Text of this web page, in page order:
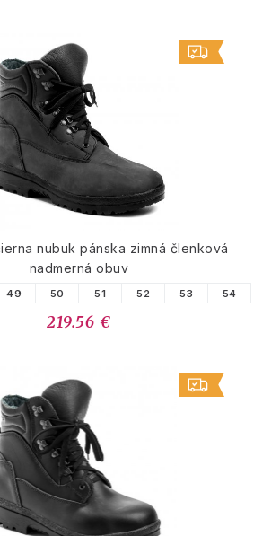
nubuk pánska zimná členková
nadmerná obuv
49 50 51 52 53 54
219.56 €